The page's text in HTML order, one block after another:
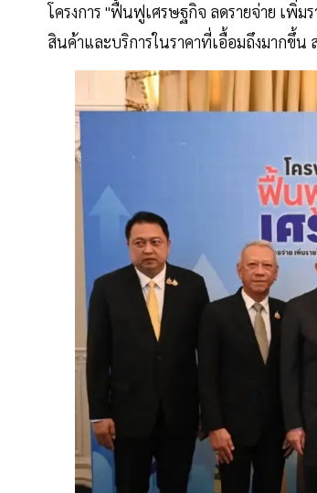
โครงการ "ฟื้นฟูเศรษฐกิจ ลดรายจ่าย เพิ่ม
สินค้าและบริการในราคาที่เอื้อมถึงมากขึ้